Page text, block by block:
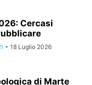
Cercasi
- 18 Luglio 2026
di Marte